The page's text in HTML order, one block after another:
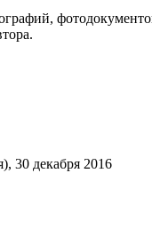
30 декабря 2016